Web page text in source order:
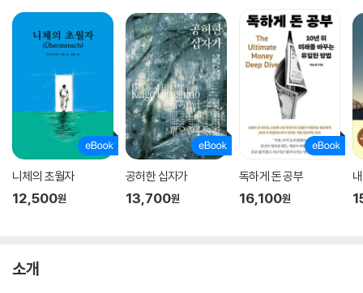
니체의 초월자
12,500원
공허한 십자가
13,700원
독하게 돈 공부
16,100원
소개